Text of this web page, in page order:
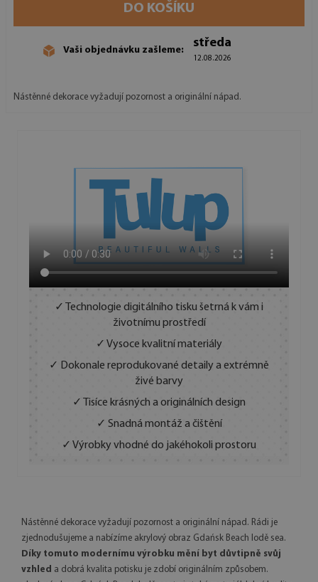
DO KOŠÍKU
Vaši objednávku zašleme:
středa
12.08.2026
Nástěnné dekorace vyžadují pozornost a originální nápad.
✓ Technologie digitálního tisku šetrná k vám i
životnímu prostředí
✓ Vysoce kvalitní materiály
✓ Dokonale reprodukované detaily a extrémně
živé barvy
✓ Tisíce krásných a originálních design
✓ Snadná montáž a čištění
✓ Výrobky vhodné do jakéhokoli prostoru
Nástěnné dekorace vyžadují pozornost a originální nápad. Rádi je
zjednodušujeme a nabízíme akrylový obraz Gdańsk Beach lodě sea.
Díky tomuto modernímu výrobku mění byt důvtipně svůj
vzhled a dobrá kvalita potisku je zdobí originálním způsobem.